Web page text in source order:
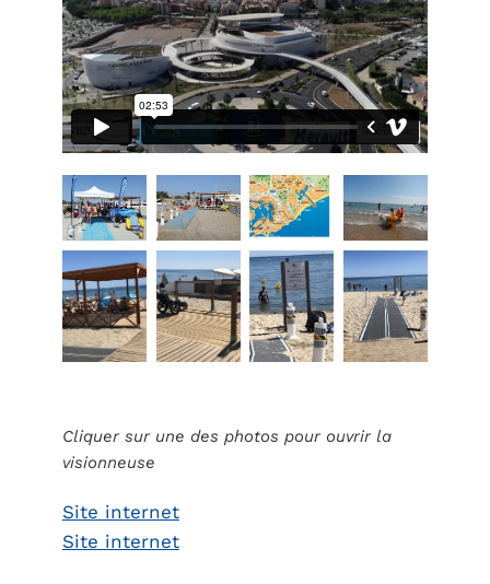
Cliquer sur une des photos pour ouvrir la
visionneuse
Site internet
Site internet